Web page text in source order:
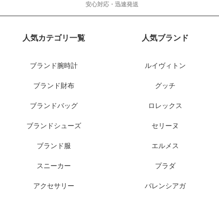
安心対応・迅速発送
人気カテゴリ一覧
ブランド腕時計
ブランド財布
ブランドバッグ
ブランドシューズ
ブランド服
スニーカー
アクセサリー
人気ブランド
ルイヴィトン
グッチ
ロレックス
セリーヌ
エルメス
プラダ
バレンシアガ